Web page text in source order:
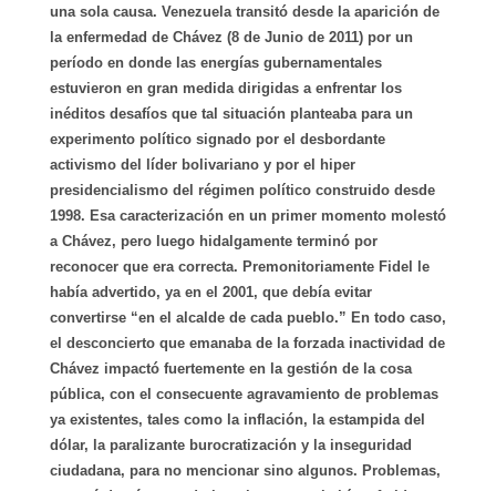
una sola causa. Venezuela transitó desde la aparición de
la enfermedad de Chávez (8 de Junio de 2011) por un
período en donde las energías gubernamentales
estuvieron en gran medida dirigidas a enfrentar los
inéditos desafíos que tal situación planteaba para un
experimento político signado por el desbordante
activismo del líder bolivariano y por el hiper
presidencialismo del régimen político construido desde
1998. Esa caracterización en un primer momento molestó
a Chávez, pero luego hidalgamente terminó por
reconocer que era correcta. Premonitoriamente Fidel le
había advertido, ya en el 2001, que debía evitar
convertirse “en el alcalde de cada pueblo.” En todo caso,
el desconcierto que emanaba de la forzada inactividad de
Chávez impactó fuertemente en la gestión de la cosa
pública, con el consecuente agravamiento de problemas
ya existentes, tales como la inflación, la estampida del
dólar, la paralizante burocratización y la inseguridad
ciudadana, para no mencionar sino algunos. Problemas,